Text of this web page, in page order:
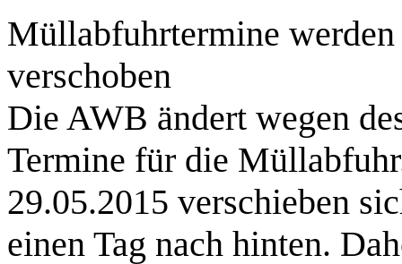
Müllabfuhrtermine
verschoben
Die AWB ändert wegen
Termine für die
29.05.2015 verschieben
einen Tag nach hinten.